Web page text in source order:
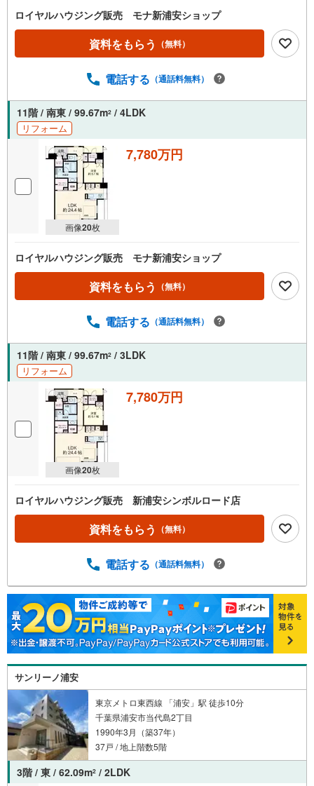
ロイヤルハウジング販売 モナ新浦安ショップ
資料をもらう （無料）
電話する （通話料無料）
11階 / 南東 / 99.67m2 / 4LDK
リフォーム
画像20枚
7,780万円
ロイヤルハウジング販売 モナ新浦安ショップ
資料をもらう （無料）
電話する （通話料無料）
11階 / 南東 / 99.67m2 / 3LDK
リフォーム
画像20枚
7,780万円
ロイヤルハウジング販売 新浦安シンボルロード店
資料をもらう （無料）
電話する （通話料無料）
サンリーノ浦安
東京メトロ東西線 「浦安」駅 徒歩10分
千葉県浦安市当代島2丁目
1990年3月（築37年）
37戸 / 地上階数5階
3階 / 東 / 62.09m2 / 2LDK